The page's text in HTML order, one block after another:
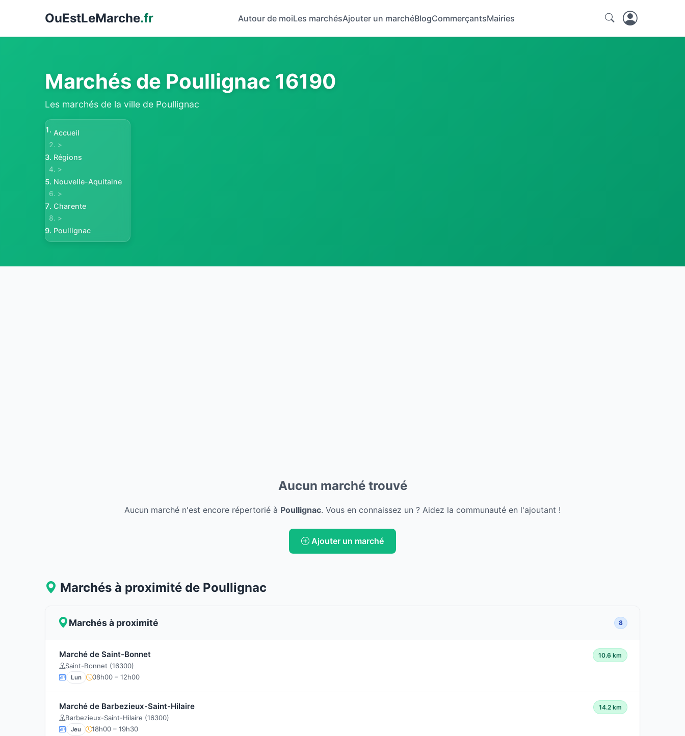
OuEstLeMarche.fr Autour de moiLes marchésAjouter un marchéBlogCommerçantsMairies
Marchés de Poullignac 16190
Les marchés de la ville de Poullignac
Accueil
>
Régions
>
Nouvelle-Aquitaine
>
Charente
>
Poullignac
Aucun marché trouvé
Aucun marché n'est encore répertorié à Poullignac. Vous en connaissez un ? Aidez la communauté en l'ajoutant !
Ajouter un marché
Marchés à proximité de Poullignac
Marchés à proximité 8
Marché de Saint-Bonnet
Saint-Bonnet (16300)
10.6 km
Lun 08h00 – 12h00
Marché de Barbezieux-Saint-Hilaire
Barbezieux-Saint-Hilaire (16300)
14.2 km
Jeu 18h00 – 19h30